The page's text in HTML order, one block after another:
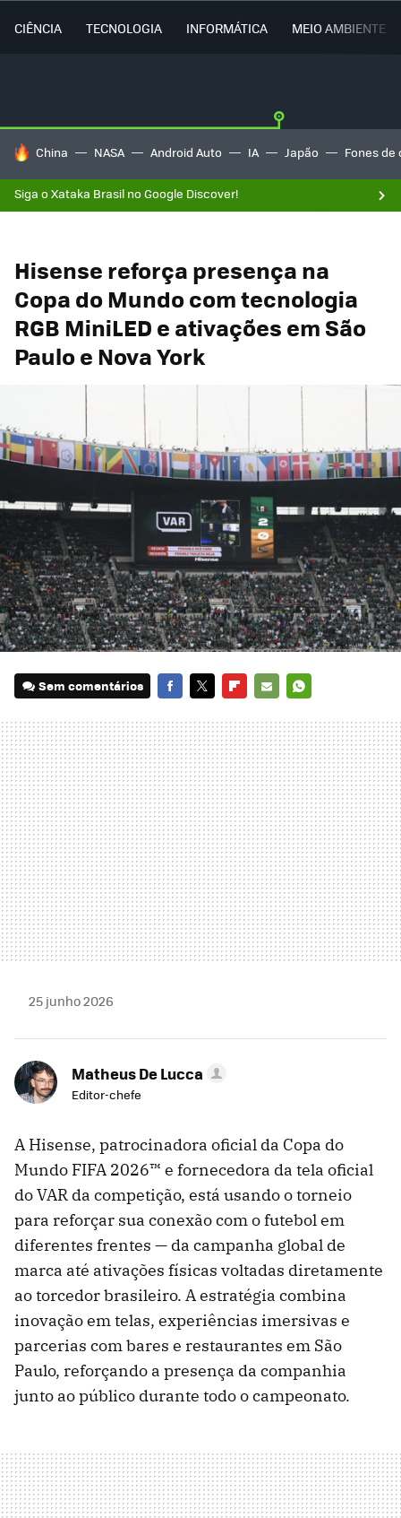
CIÊNCIA TECNOLOGIA INFORMÁTICA MEIO AMBIENTE
TENDÊNCIAS DO DIA
China NASA Android Auto IA Japão Fones de
Siga o Xataka Brasil no Google Discover!
Hisense reforça presença na
Copa do Mundo com tecnologia
RGB MiniLED e ativações em São
Paulo e Nova York
Sem comentários
MAIL
25 junho 2026
Matheus De Lucca
Editor-chefe
A Hisense, patrocinadora oficial da Copa do
Mundo FIFA 2026™ e fornecedora da tela oficial
do VAR da competição, está usando o torneio
para reforçar sua conexão com o futebol em
diferentes frentes — da campanha global de
marca até ativações físicas voltadas diretamente
ao torcedor brasileiro. A estratégia combina
inovação em telas, experiências imersivas e
parcerias com bares e restaurantes em São
Paulo, reforçando a presença da companhia
junto ao público durante todo o campeonato.